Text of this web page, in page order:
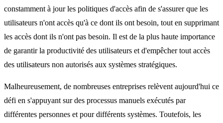
constamment à jour les politiques d'accès afin de s'assurer que les
utilisateurs n'ont accès qu'à ce dont ils ont besoin, tout en supprimant
les accès dont ils n'ont pas besoin. Il est de la plus haute importance
de garantir la productivité des utilisateurs et d'empêcher tout accès
des utilisateurs non autorisés aux systèmes stratégiques.
Malheureusement, de nombreuses entreprises relèvent aujourd'hui ce
défi en s'appuyant sur des processus manuels exécutés par
différentes personnes et pour différents systèmes. Toutefois, les